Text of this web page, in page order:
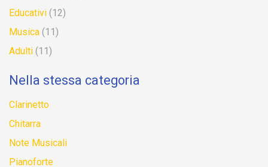
Educativi (12)
Musica (11)
Adulti (11)
Nella stessa categoria
Clarinetto
Chitarra
Note Musicali
Pianoforte